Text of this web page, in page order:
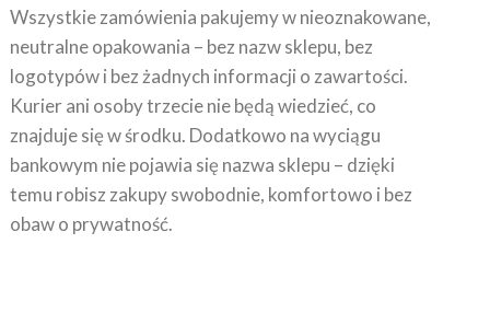
neutralne opakowania – bez nazw sklepu, bez
logotypów i bez żadnych informacji o zawartości.
Kurier ani osoby trzecie nie będą wiedzieć, co
znajduje się w środku. Dodatkowo na wyciągu
bankowym nie pojawia się nazwa sklepu – dzięki
temu robisz zakupy swobodnie, komfortowo i bez
obaw o prywatność.